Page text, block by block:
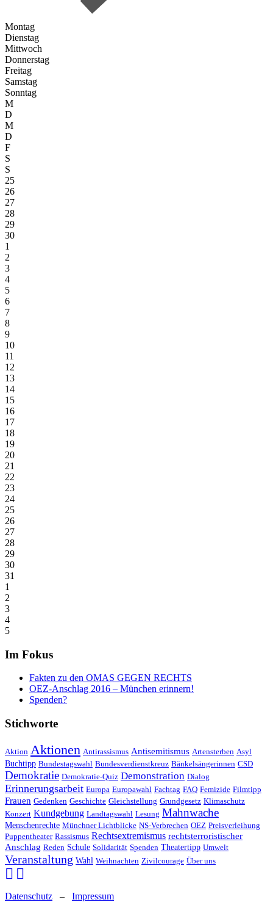
Montag
Dienstag
Mittwoch
Donnerstag
Freitag
Samstag
Sonntag
M
D
M
D
F
S
S
25
26
27
28
29
30
1
2
3
4
5
6
7
8
9
10
11
12
13
14
15
16
17
18
19
20
21
22
23
24
25
26
27
28
29
30
31
1
2
3
4
5
Im Fokus
Fakten zu den OMAS GEGEN RECHTS
OEZ-Anschlag 2016 – München erinnern!
Spenden?
Stichworte
Aktion Aktionen Antirassismus Antisemitismus Artensterben Asyl
Buchtipp Bundestagswahl Bundesverdienstkreuz Bänkelsängerinnen CSD
Demokratie Demokratie-Quiz Demonstration Dialog
Erinnerungsarbeit Europa Europawahl Fachtag FAQ Femizide Filmtipp
Frauen Gedenken Geschichte Gleichstellung Grundgesetz Klimaschutz
Konzert Kundgebung Landtagswahl Lesung Mahnwache
Menschenrechte Münchner Lichtblicke NS-Verbrechen OEZ Preisverleihung
Puppentheater Rassismus Rechtsextremismus rechtsterroristischer
Anschlag Reden Schule Solidarität Spenden Theatertipp Umwelt
Veranstaltung Wahl Weihnachten Zivilcourage Über uns
Datenschutz – Impressum